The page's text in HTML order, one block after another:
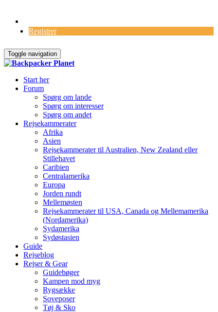
Registrer
Toggle navigation
Start her
Forum
Spørg om lande
Spørg om interesser
Spørg om andet
Rejsekammerater
Afrika
Asien
Rejsekammerater til Australien, New Zealand eller
Stillehavet
Caribien
Centralamerika
Europa
Jorden rundt
Mellemøsten
Rejsekammerater til USA, Canada og Mellemamerika
(Nordamerika)
Sydamerika
Sydøstasien
Guide
Rejseblog
Rejser & Gear
Guidebøger
Kampen mod myg
Rygsække
Soveposer
Tøj & Sko